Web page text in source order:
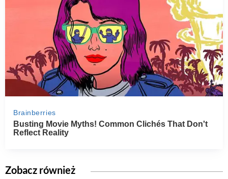
Zobacz również